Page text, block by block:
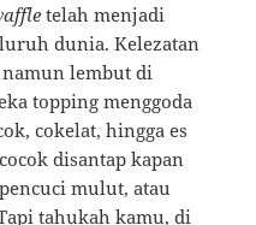
telah menjadi
dunia. Kelezatan
lembut di
topping menggoda
cokelat, hingga es
disantap kapan
mulut, atau
tahukah kamu, di